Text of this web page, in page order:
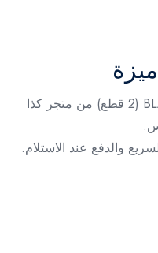
اطلب الآن بطاريات تسلا BLACK+ AA (2 قطع) من متجر كذا
والدفع عند الاستلام.